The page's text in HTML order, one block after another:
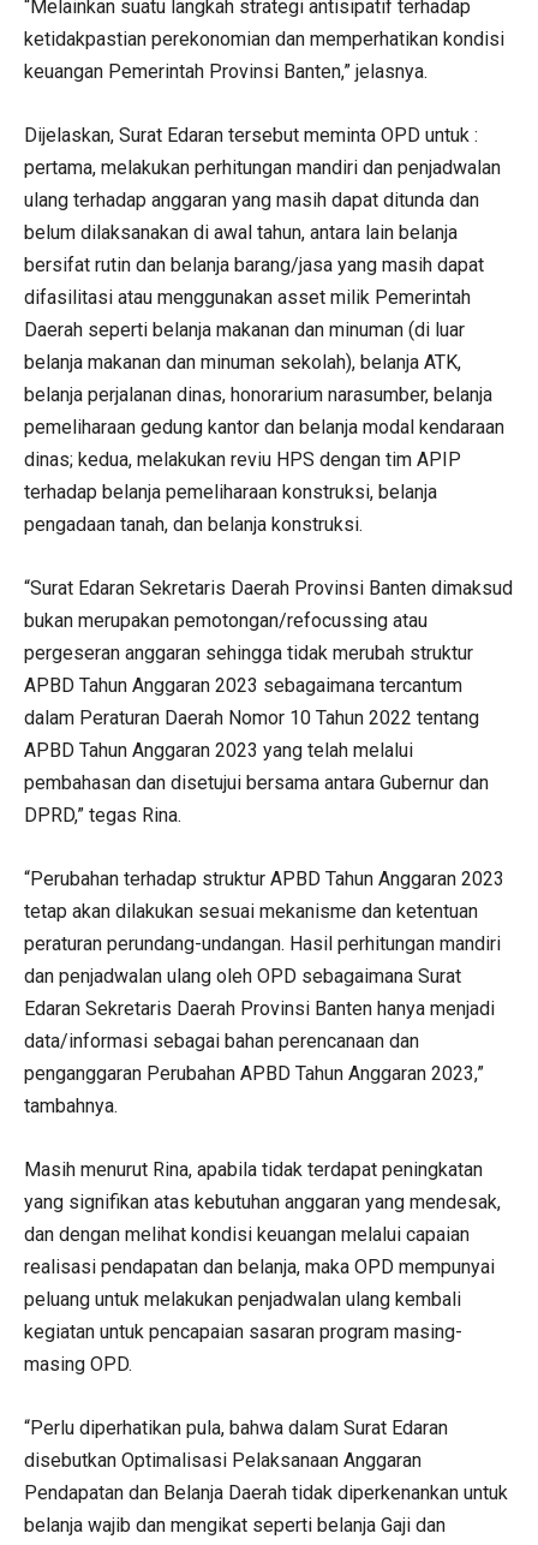
“Melainkan suatu langkah strategi antisipatif terhadap
ketidakpastian perekonomian dan memperhatikan kondisi
keuangan Pemerintah Provinsi Banten,” jelasnya.
Dijelaskan, Surat Edaran tersebut meminta OPD untuk :
pertama, melakukan perhitungan mandiri dan penjadwalan
ulang terhadap anggaran yang masih dapat ditunda dan
belum dilaksanakan di awal tahun, antara lain belanja
bersifat rutin dan belanja barang/jasa yang masih dapat
difasilitasi atau menggunakan asset milik Pemerintah
Daerah seperti belanja makanan dan minuman (di luar
belanja makanan dan minuman sekolah), belanja ATK,
belanja perjalanan dinas, honorarium narasumber, belanja
pemeliharaan gedung kantor dan belanja modal kendaraan
dinas; kedua, melakukan reviu HPS dengan tim APIP
terhadap belanja pemeliharaan konstruksi, belanja
pengadaan tanah, dan belanja konstruksi.
“Surat Edaran Sekretaris Daerah Provinsi Banten dimaksud
bukan merupakan pemotongan/refocussing atau
pergeseran anggaran sehingga tidak merubah struktur
APBD Tahun Anggaran 2023 sebagaimana tercantum
dalam Peraturan Daerah Nomor 10 Tahun 2022 tentang
APBD Tahun Anggaran 2023 yang telah melalui
pembahasan dan disetujui bersama antara Gubernur dan
DPRD,” tegas Rina.
“Perubahan terhadap struktur APBD Tahun Anggaran 2023
tetap akan dilakukan sesuai mekanisme dan ketentuan
peraturan perundang-undangan. Hasil perhitungan mandiri
dan penjadwalan ulang oleh OPD sebagaimana Surat
Edaran Sekretaris Daerah Provinsi Banten hanya menjadi
data/informasi sebagai bahan perencanaan dan
penganggaran Perubahan APBD Tahun Anggaran 2023,”
tambahnya.
Masih menurut Rina, apabila tidak terdapat peningkatan
yang signifikan atas kebutuhan anggaran yang mendesak,
dan dengan melihat kondisi keuangan melalui capaian
realisasi pendapatan dan belanja, maka OPD mempunyai
peluang untuk melakukan penjadwalan ulang kembali
kegiatan untuk pencapaian sasaran program masing-
masing OPD.
“Perlu diperhatikan pula, bahwa dalam Surat Edaran
disebutkan Optimalisasi Pelaksanaan Anggaran
Pendapatan dan Belanja Daerah tidak diperkenankan untuk
belanja wajib dan mengikat seperti belanja Gaji dan